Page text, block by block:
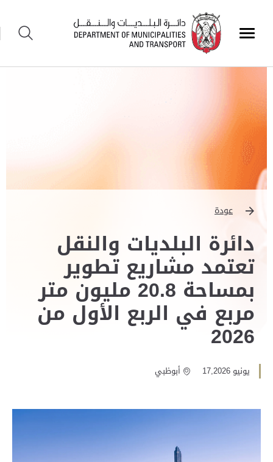
عودة
دائرة البلديات والنقل
تعتمد مشاريع تطوير
بمساحة 20.8 مليون متر
مربع في الربع الأول من
2026
يونيو 17,2026 أبوظبي